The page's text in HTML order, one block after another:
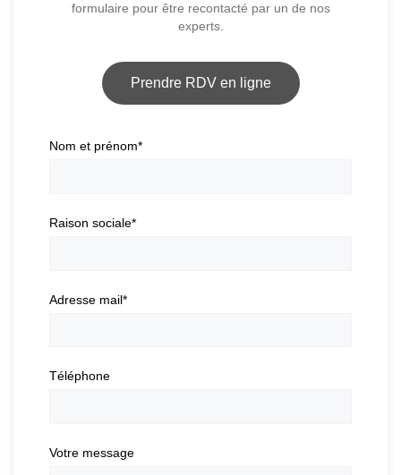
formulaire pour être recontacté par un de nos
experts.
Prendre RDV en ligne
Nom et prénom*
Raison sociale*
Adresse mail*
Téléphone
Votre message